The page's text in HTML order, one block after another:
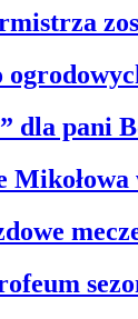
dla pani
Mikołowa